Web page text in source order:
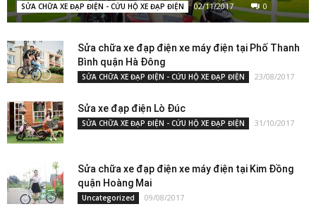
SỬA CHỮA XE ĐẠP ĐIỆN - CỨU HỘ XE ĐẠP ĐIỆN 02/11/2017 0
Sửa chữa xe đạp điện xe máy điện tại Phố Thanh
Bình quận Hà Đông
SỬA CHỮA XE ĐẠP ĐIỆN - CỨU HỘ XE ĐẠP ĐIỆN 23/08/2017
Sửa xe đạp điện Lò Đúc
SỬA CHỮA XE ĐẠP ĐIỆN - CỨU HỘ XE ĐẠP ĐIỆN 31/10/2017
Sửa chữa xe đạp điện xe máy điện tại Kim Đồng
quận Hoàng Mai
Uncategorized 09/08/2017